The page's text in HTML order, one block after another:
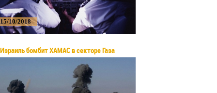
15/10/2018
Израиль бомбит ХАМАС в секторе Газа